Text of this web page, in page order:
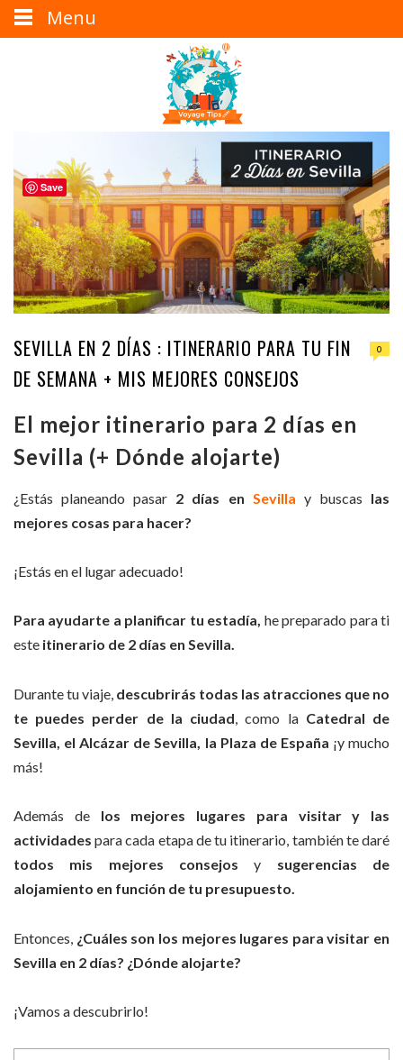
SEVILLA EN 2 DÍAS : ITINERARIO PARA TU FIN
DE SEMANA + MIS MEJORES CONSEJOS
0
El mejor itinerario para 2 días en
Sevilla (+ Dónde alojarte)
¿Estás planeando pasar 2 días en Sevilla y buscas las
mejores cosas para hacer?
¡Estás en el lugar adecuado!
Para ayudarte a planificar tu estadía, he preparado para ti
este itinerario de 2 días en Sevilla.
Durante tu viaje, descubrirás todas las atracciones que no
te puedes perder de la ciudad, como la Catedral de
Sevilla, el Alcázar de Sevilla, la Plaza de España ¡y mucho
más!
Además de los mejores lugares para visitar y las
actividades para cada etapa de tu itinerario, también te daré
todos mis mejores consejos y sugerencias de
alojamiento en función de tu presupuesto.
Entonces, ¿Cuáles son los mejores lugares para visitar en
Sevilla en 2 días? ¿Dónde alojarte?
¡Vamos a descubrirlo!
Menu
Save